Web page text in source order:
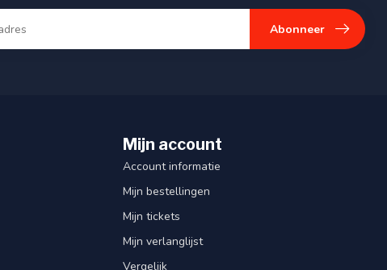
Abonneer
Mijn account
Account informatie
Mijn bestellingen
Mijn tickets
Mijn verlanglijst
Vergelijk